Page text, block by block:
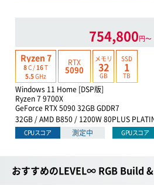
754,800円〜
Ryzen 7
8C /16T
5.5GHz
RTX
5090
メモリ
32
GB
SSD
1
TB
Windows 11 Home [DSP版]
Ryzen 7 9700X
GeForce RTX 5090 32GB GDDR7
32GB / AMD B850 / 1200W 80PLUS
CPUスコア 測定中 GPUスコア
おすすめのLEVEL∞ RGB Build